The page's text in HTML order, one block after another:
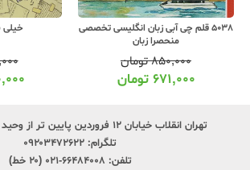
5038 قلم چی آبی زبان انگلیسی تخصصی
منحصرا زبان
۸۵۰,۰۰۰تومان
۶۷۱,۰۰۰ تومان
تهران انقلاب خیابان ۱۲ فروردین پایین تر از وحید نظری پلاک ۲۴۹
تلگرام: ۰۹۲۰۳۴۷۲۶۲۲
تلفن: ۶۶۴۸۴۰۰۸-۰۲۱ (۲۰ خط)